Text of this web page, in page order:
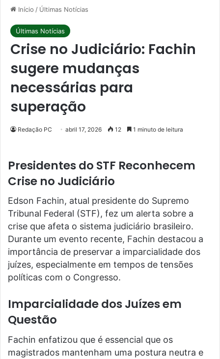
Início / Últimas Notícias
Últimas Notícias
Crise no Judiciário: Fachin
sugere mudanças
necessárias para
superação
Redação PC abril 17, 2026 12 1 minuto de leitura
Presidentes do STF Reconhecem
Crise no Judiciário
Edson Fachin, atual presidente do Supremo
Tribunal Federal (STF), fez um alerta sobre a
crise que afeta o sistema judiciário brasileiro.
Durante um evento recente, Fachin destacou a
importância de preservar a imparcialidade dos
juízes, especialmente em tempos de tensões
políticas com o Congresso.
Imparcialidade dos Juízes em
Questão
Fachin enfatizou que é essencial que os
magistrados mantenham uma postura neutra e